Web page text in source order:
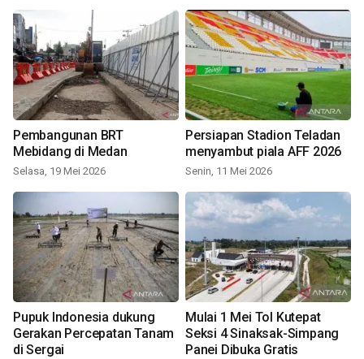
Pembangunan BRT
Mebidang di Medan
Selasa, 19 Mei 2026
Persiapan Stadion Teladan
menyambut piala AFF 2026
Senin, 11 Mei 2026
Pupuk Indonesia dukung
Gerakan Percepatan Tanam
di Sergai
Mulai 1 Mei Tol Kutepat
Seksi 4 Sinaksak-Simpang
Panei Dibuka Gratis